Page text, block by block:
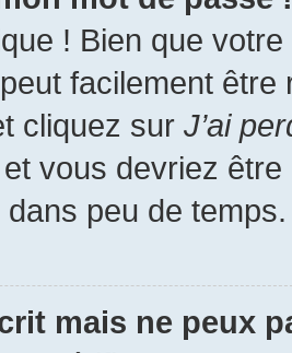
! Bien que
facilement
cliquez sur J’ai
vous devriez
peu de temps.
mais ne peux